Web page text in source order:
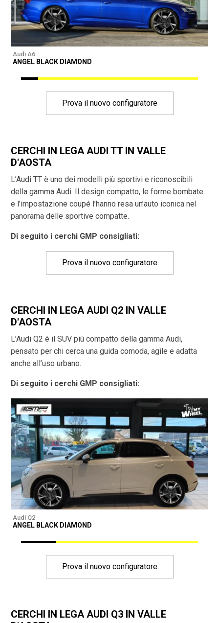
Audi A6
ANGEL BLACK DIAMOND
Prova il nuovo configuratore
CERCHI IN LEGA AUDI TT IN VALLE
D'AOSTA
L’Audi TT è uno dei modelli più sportivi e riconoscibili
della gamma Audi. Il design compatto, le forme bombate
e l’impostazione coupé l’hanno resa un’auto iconica nel
panorama delle sportive compatte.
Di seguito i cerchi GMP consigliati:
Prova il nuovo configuratore
CERCHI IN LEGA AUDI Q2 IN VALLE
D'AOSTA
L’Audi Q2 è il SUV più compatto della gamma Audi,
pensato per chi cerca una guida comoda, agile e adatta
anche all’uso urbano.
Di seguito i cerchi GMP consigliati:
Audi Q2
ANGEL BLACK DIAMOND
Prova il nuovo configuratore
CERCHI IN LEGA AUDI Q3 IN VALLE